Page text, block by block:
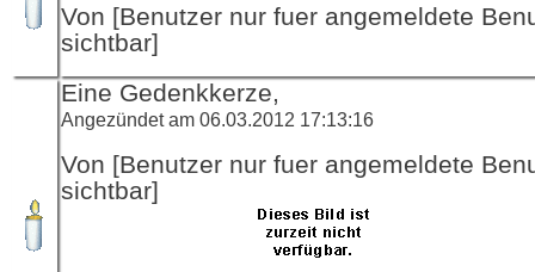
Von [Benutzer nur fuer angemeldete
sichtbar]
Eine Gedenkkerze,
Angezündet am 06.03.2012 17:13:16
Von [Benutzer nur fuer angemeldete
sichtbar]